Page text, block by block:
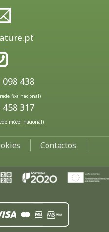
098 438
fixa nacional)
458 317
móvel nacional)
Contactos